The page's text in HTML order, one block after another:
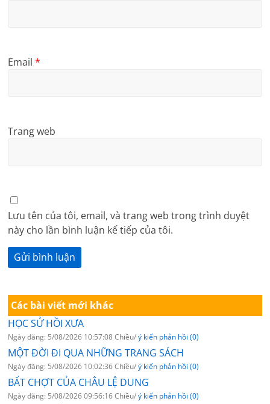
Email*
Trang web
Lưu tên của tôi, email, và trang web trong trình duyệt
này cho lần bình luận kế tiếp của tôi.
Các bài viết mới khác
HỌC SỬ HỒI XƯA
Ngày đăng: 5/08/2026 10:57:08 Chiều/ý kiến phản hồi (0)
MỘT ĐỜI ĐI QUA NHỮNG TRANG SÁCH
Ngày đăng: 5/08/2026 10:02:36 Chiều/ý kiến phản hồi (0)
BẤT CHỢT CỦA CHÂU LỆ DUNG
Ngày đăng: 5/08/2026 09:56:16 Chiều/ý kiến phản hồi (0)